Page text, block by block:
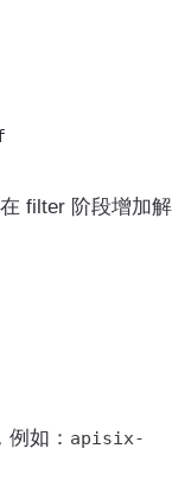
filter 阶段增加解
如： apisix-